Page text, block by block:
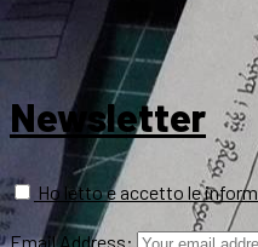
Newsletter
Ho letto e accetto le
Email Address: